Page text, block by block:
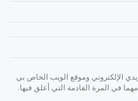
الإلكتروني وموقع الويب الخاص بي
في المرة القادمة التي أعلق فيها.